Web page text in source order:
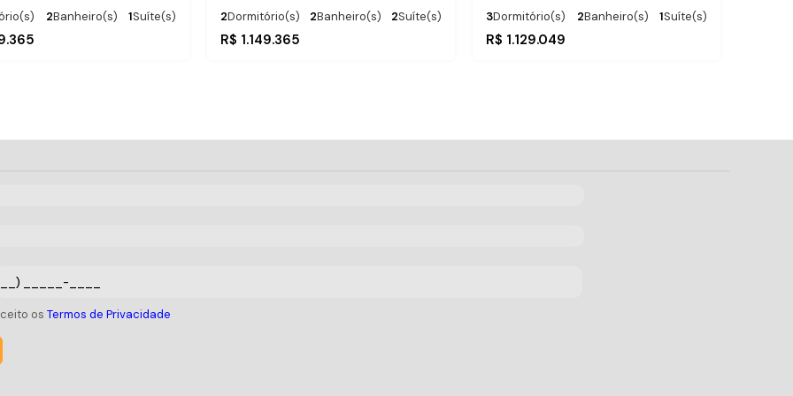
2Banheiro(s) 1Suíte(s)
.00m²
do Mar
R$ 1.149.365
2Dormitório(s) 2Banheiro(s) 2Suíte(s)
Total: 86.00m²
50mDistância do Mar
R$ 1.129.049
3Dormitório(s) 2Banheiro(s) 1Suíte(s)
2Vaga(s)
Útil: 106.00 m²
os Termos de Privacidade